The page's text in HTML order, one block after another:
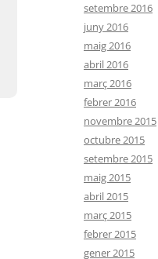
setembre 2016
juny 2016
maig 2016
abril 2016
març 2016
febrer 2016
novembre 2015
octubre 2015
setembre 2015
maig 2015
abril 2015
març 2015
febrer 2015
gener 2015